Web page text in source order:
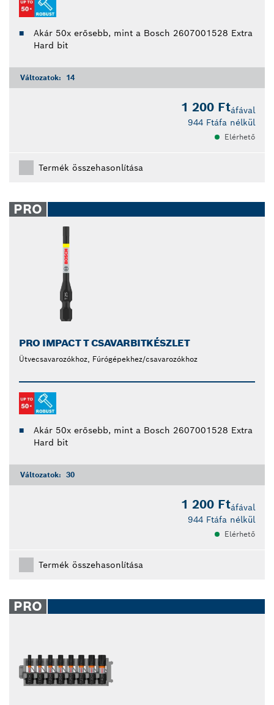
Akár 50x erősebb, mint a Bosch 2607001528 Extra
Hard bit
Változatok: 14
1 200 Ftáfával
944 Ftáfa nélkül
Elérhető
Termék összehasonlítása
PRO
PRO IMPACT T CSAVARBITKÉSZLET
Ütvecsavarozókhoz, Fúrógépekhez/csavarozókhoz
Akár 50x erősebb, mint a Bosch 2607001528 Extra
Hard bit
Változatok: 30
1 200 Ftáfával
944 Ftáfa nélkül
Elérhető
Termék összehasonlítása
PRO